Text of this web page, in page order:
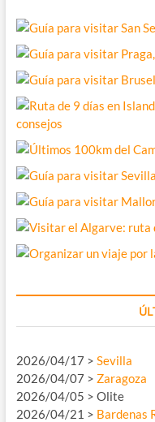
2026/04/17 > Sevilla
2026/04/07 > Zaragoza
2026/04/05 > Olite
2026/04/21 > Bardenas